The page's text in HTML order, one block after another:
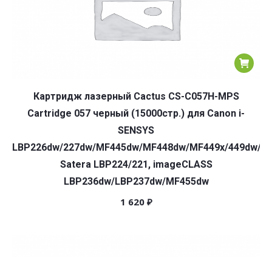
Картридж лазерный Cactus CS-C057H-MPS
Cartridge 057 черный (15000стр.) для Canon i-
SENSYS
LBP226dw/227dw/MF445dw/MF448dw/MF449x/449dw/
Satera LBP224/221, imageCLASS
LBP236dw/LBP237dw/MF455dw
1 620 ₽